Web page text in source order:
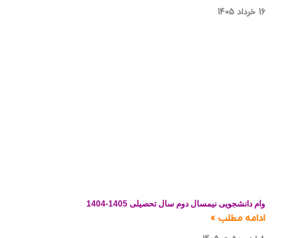
16 خرداد 1405
وام دانشجویی نیمسال دوم سال تحصیلی 1405-1404
ادامه مطلب »